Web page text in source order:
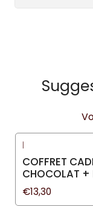
|
COFFRET
CHOCOLAT +
€13,30